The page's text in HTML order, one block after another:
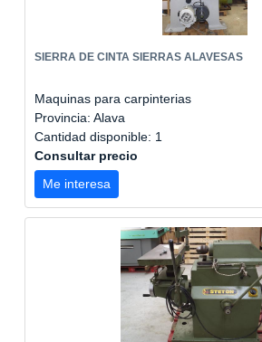
SIERRA DE CINTA SIERRAS ALAVESAS
Maquinas para carpinterias
Provincia: Alava
Cantidad disponible: 1
Consultar precio
Me interesa